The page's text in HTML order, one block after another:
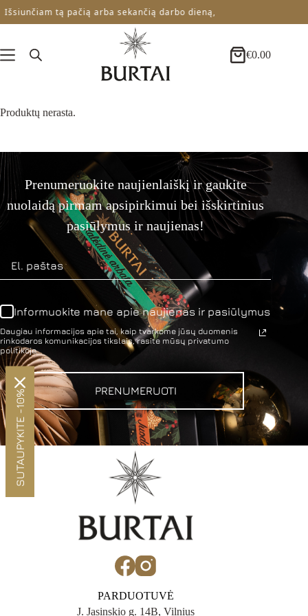
toIšsiunčiam tą pačią arba sekančią darbo dieną,
Krepšelis
€0.00
Produktų nerasta.
Prenumeruokite naujienlaiškį ir gaukite
nuolaidą pirmam apsipirkimui bei išskirtinius
pasiūlymus ir naujienas!
Informuokite mane apie naujienas ir pasiūlymus
Daugiau informacijos apie tai, kaip tvarkome jūsų duomenis
rinkodaros komunikacijos tikslais, rasite mūsų privatumo
politikoje.
PRENUMERUOTI
PARDUOTUVĖ
J. Jasinskio g. 14B, Vilnius
SUTAUPYKITE -10%